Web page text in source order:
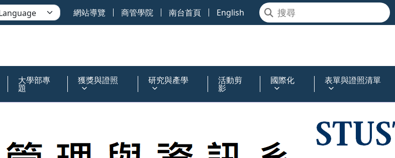
網站導覽 商管學院 南台首頁 English
大學部專
題
獲獎與證照 研究與產學 活動剪
影
國際化 表單與證照清單